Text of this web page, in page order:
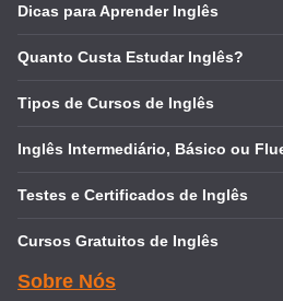
Dicas para Aprender Inglês
Quanto Custa Estudar Inglês?
Tipos de Cursos de Inglês
Inglês Intermediário, Básico ou
Testes e Certificados de Inglês
Cursos Gratuitos de Inglês
Sobre Nós